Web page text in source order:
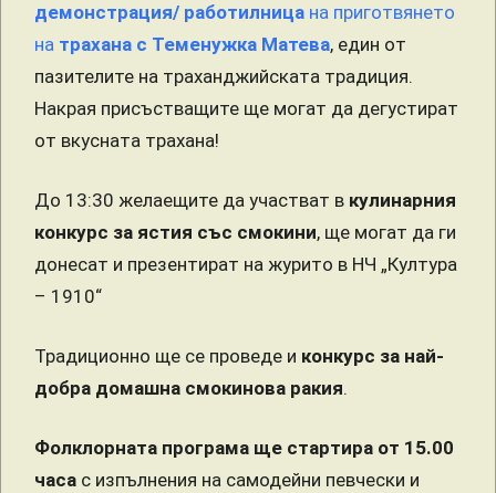
демонстрация/ работилница на приготвянето
на трахана с Теменужка Матева, един от
пазителите на траханджийската традиция.
Накрая присъстващите ще могат да дегустират
от вкусната трахана!
До 13:30 желаещите да участват в кулинарния
конкурс за ястия със смокини, ще могат да ги
донесат и презентират на журито в НЧ „Култура
– 1910“
Традиционно ще се проведе и конкурс за най-
добра домашна смокинова ракия.
Фолклорната програма ще стартира от 15.00
часа с изпълнения на самодейни певчески и